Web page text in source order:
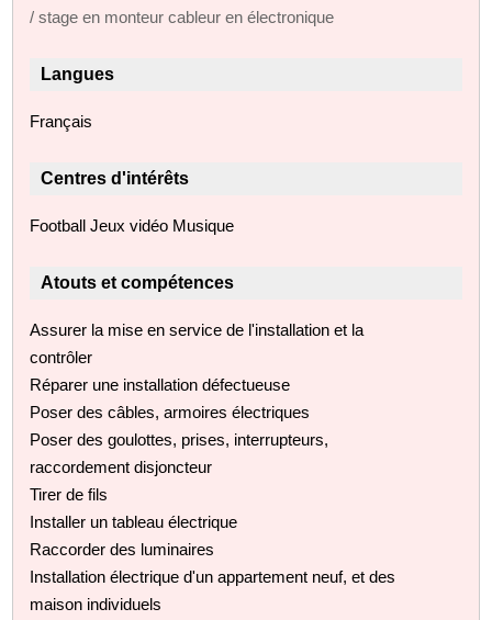
/ stage en monteur cableur en électronique
Langues
Français
Centres d'intérêts
Football Jeux vidéo Musique
Atouts et compétences
Assurer la mise en service de l'installation et la
contrôler
Réparer une installation défectueuse
Poser des câbles, armoires électriques
Poser des goulottes, prises, interrupteurs,
raccordement disjoncteur
Tirer de fils
Installer un tableau électrique
Raccorder des luminaires
Installation électrique d'un appartement neuf, et des
maison individuels